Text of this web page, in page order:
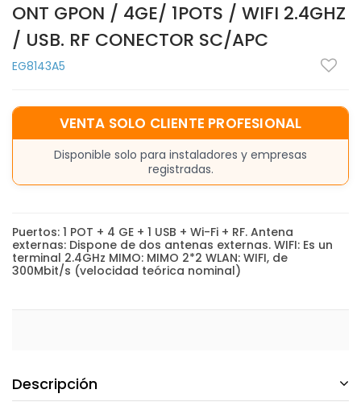
ONT GPON / 4GE/ 1POTS / WIFI 2.4GHZ
/ USB. RF CONECTOR SC/APC
EG8143A5
VENTA SOLO CLIENTE PROFESIONAL
Disponible solo para instaladores y empresas
registradas.
Puertos: 1 POT + 4 GE + 1 USB + Wi-Fi + RF. Antena
externas: Dispone de dos antenas externas. WIFI: Es un
terminal 2.4GHz MIMO: MIMO 2*2 WLAN: WIFI, de
300Mbit/s (velocidad teórica nominal)
Descripción